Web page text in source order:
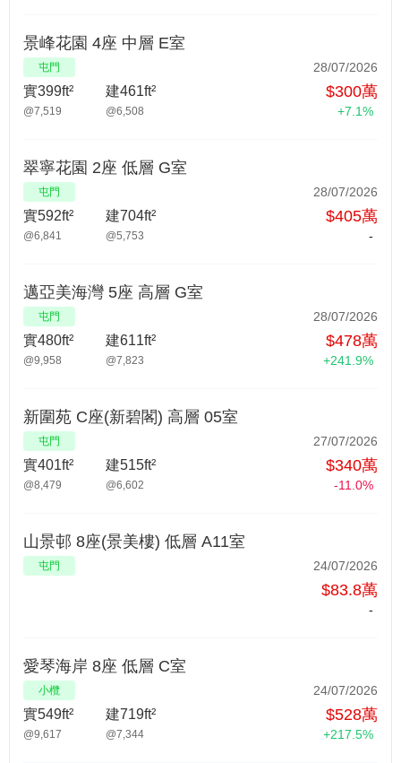
28/07/2026
屯門
景峰花園 4座 中層 E室
$300萬
實399ft²
@7,519
建461ft²
@6,508 +7.1%
28/07/2026
屯門
翠寧花園 2座 低層 G室
$405萬
實592ft²
@6,841
建704ft²
@5,753 -
28/07/2026
屯門
邁亞美海灣 5座 高層 G室
$478萬
實480ft²
@9,958
建611ft²
@7,823 +241.9%
27/07/2026
屯門
新圍苑 C座(新碧閣) 高層 05室
$340萬
實401ft²
@8,479
建515ft²
@6,602 -11.0%
24/07/2026
屯門
山景邨 8座(景美樓) 低層 A11室
$83.8萬
-
24/07/2026
小欖
愛琴海岸 8座 低層 C室
$528萬
實549ft²
@9,617
建719ft²
@7,344 +217.5%